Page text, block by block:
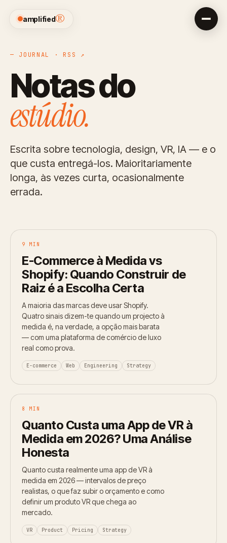
amplified®
— JOURNAL ·RSS ↗
Notas do
estúdio.
Escrita sobre tecnologia, design, VR, IA — e o
que custa entregá-los. Maioritariamente
longa, às vezes curta, ocasionalmente
errada.
9 MIN
E-Commerce à Medida vs
Shopify: Quando Construir de
Raiz é a Escolha Certa
A maioria das marcas deve usar Shopify.
Quatro sinais dizem-te quando um projecto à
medida é, na verdade, a opção mais barata
— com uma plataforma de comércio de luxo
real como prova.
E-commerce Web Engineering Strategy
8 MIN
Quanto Custa uma App de VR à
Medida em 2026? Uma Análise
Honesta
Quanto custa realmente uma app de VR à
medida em 2026 — intervalos de preço
realistas, o que faz subir o orçamento e como
definir um produto VR que chega ao
mercado.
VR Product Pricing Strategy